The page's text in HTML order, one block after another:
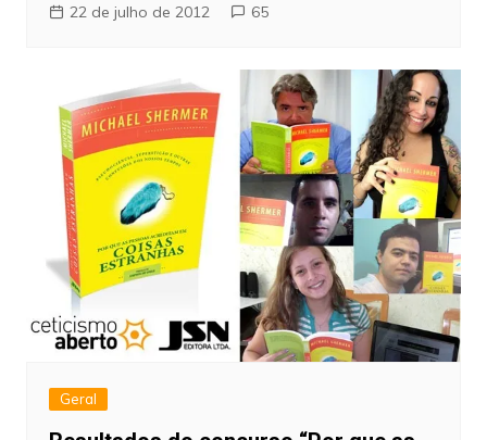
22 de julho de 2012 65
Geral